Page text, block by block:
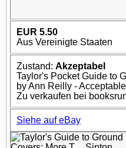
EUR 5.50
Aus Vereinigte Staaten
Zustand: Akzeptabel
Taylor's Pocket Guide to
by Ann Reilly -
Zu verkaufen bei
Siehe auf eBay